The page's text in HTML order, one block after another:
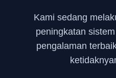
Kami sedang
peningkatan
pengalaman